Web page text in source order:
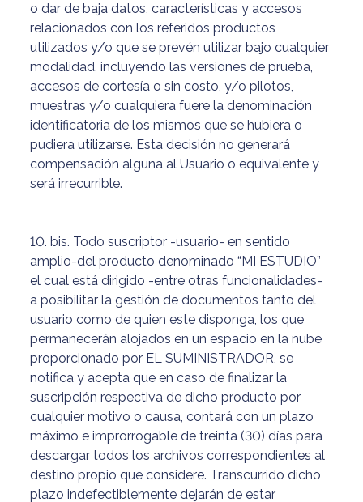
o dar de baja datos, características y accesos
relacionados con los referidos productos
utilizados y/o que se prevén utilizar bajo cualquier
modalidad, incluyendo las versiones de prueba,
accesos de cortesía o sin costo, y/o pilotos,
muestras y/o cualquiera fuere la denominación
identificatoria de los mismos que se hubiera o
pudiera utilizarse. Esta decisión no generará
compensación alguna al Usuario o equivalente y
será irrecurrible.
10. bis. Todo suscriptor -usuario- en sentido
amplio-del producto denominado “MI ESTUDIO”
el cual está dirigido -entre otras funcionalidades-
a posibilitar la gestión de documentos tanto del
usuario como de quien este disponga, los que
permanecerán alojados en un espacio en la nube
proporcionado por EL SUMINISTRADOR, se
notifica y acepta que en caso de finalizar la
suscripción respectiva de dicho producto por
cualquier motivo o causa, contará con un plazo
máximo e improrrogable de treinta (30) días para
descargar todos los archivos correspondientes al
destino propio que considere. Transcurrido dicho
plazo indefectiblemente dejarán de estar